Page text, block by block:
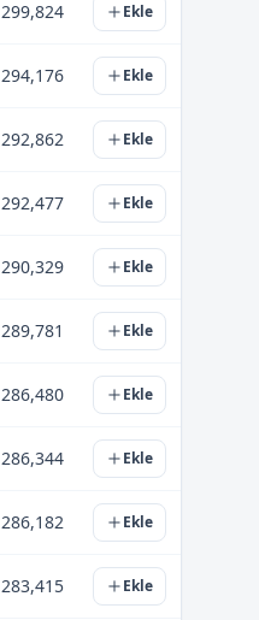
299,824 Ekle
294,176 Ekle
292,862 Ekle
292,477 Ekle
290,329 Ekle
289,781 Ekle
286,480 Ekle
286,344 Ekle
286,182 Ekle
283,415 Ekle